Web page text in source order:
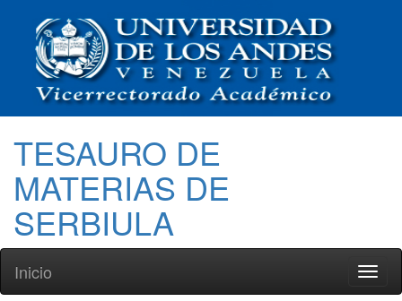
TESAURO DE
MATERIAS DE
SERBIULA
Inicio